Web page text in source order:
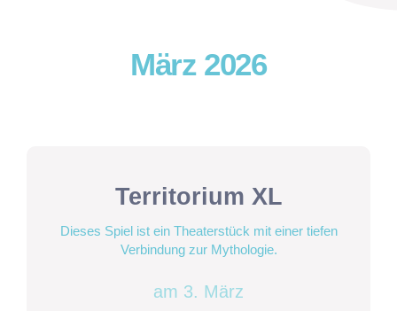
März 2026
Territorium XL
Dieses Spiel ist ein Theaterstück mit einer tiefen
Verbindung zur Mythologie.
am 3. März